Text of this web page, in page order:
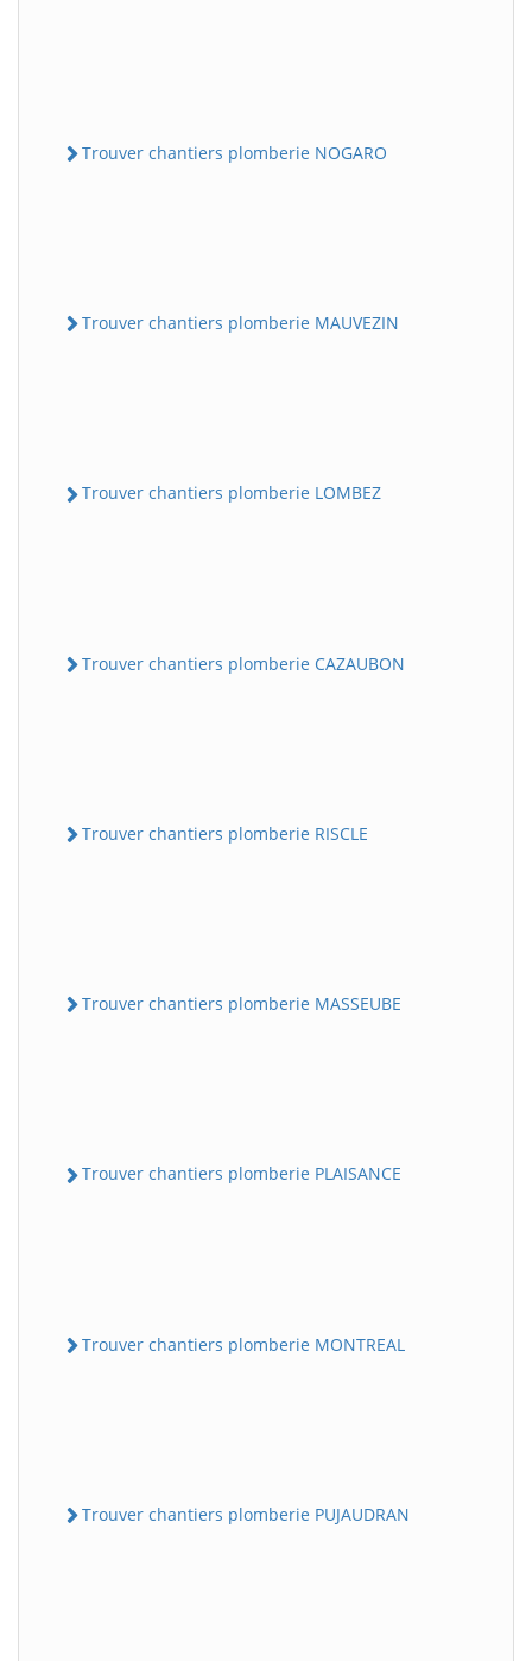
Trouver chantiers plomberie NOGARO
Trouver chantiers plomberie MAUVEZIN
Trouver chantiers plomberie LOMBEZ
Trouver chantiers plomberie CAZAUBON
Trouver chantiers plomberie RISCLE
Trouver chantiers plomberie MASSEUBE
Trouver chantiers plomberie PLAISANCE
Trouver chantiers plomberie MONTREAL
Trouver chantiers plomberie PUJAUDRAN